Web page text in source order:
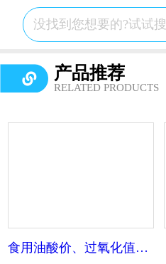
产品推荐
RELATED PRODUCTS
食用油酸价、过氧化值快速检测试纸